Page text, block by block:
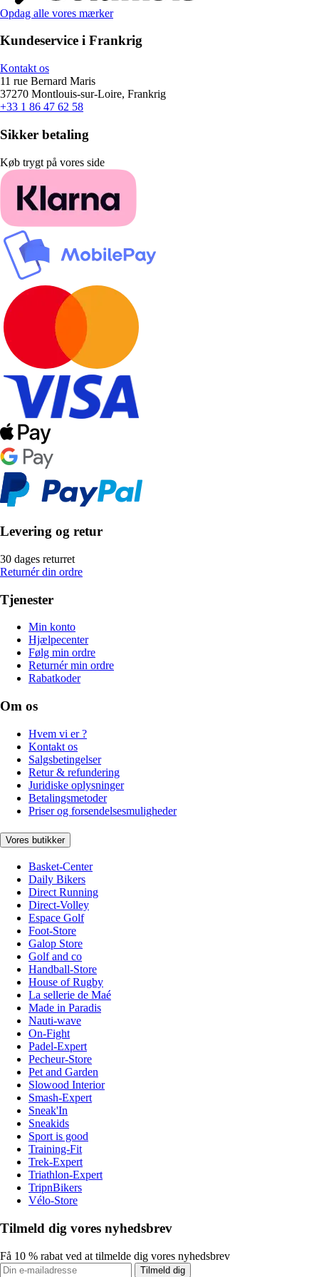
Opdag alle vores mærker
Kundeservice i Frankrig
Kontakt os
11 rue Bernard Maris
37270 Montlouis-sur-Loire, Frankrig
+33 1 86 47 62 58
Sikker betaling
Køb trygt på vores side
Levering og retur
30 dages returret
Returnér din ordre
Tjenester
Min konto
Hjælpecenter
Følg min ordre
Returnér min ordre
Rabatkoder
Om os
Hvem vi er ?
Kontakt os
Salgsbetingelser
Retur & refundering
Juridiske oplysninger
Betalingsmetoder
Priser og forsendelsesmuligheder
Vores butikker
Basket-Center
Daily Bikers
Direct Running
Direct-Volley
Espace Golf
Foot-Store
Galop Store
Golf and co
Handball-Store
House of Rugby
La sellerie de Maé
Made in Paradis
Nauti-wave
On-Fight
Padel-Expert
Pecheur-Store
Pet and Garden
Slowood Interior
Smash-Expert
Sneak'In
Sneakids
Sport is good
Training-Fit
Trek-Expert
Triathlon-Expert
TripnBikers
Vélo-Store
Tilmeld dig vores nyhedsbrev
Få 10 % rabat ved at tilmelde dig vores nyhedsbrev
Tilmeld dig